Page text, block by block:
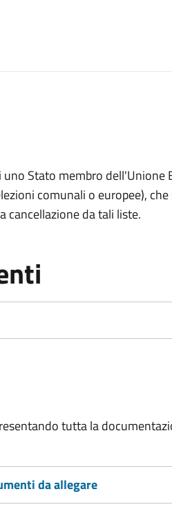
Stato membro dell'Unione
comunali o europee),
cancellazione da tali liste.
tutta la
da allegare